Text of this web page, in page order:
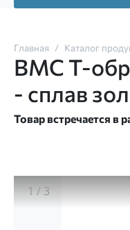
Главная Каталог
ВМС Т-
- сплав
Товар встречается в
1/3